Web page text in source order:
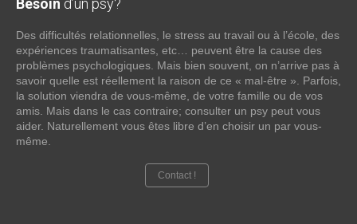
Besoin d’un psy?
Des difficultés relationnelles, le stress au travail ou à l’école, des
expériences traumatisantes, etc… peuvent être la cause des
problèmes psychologiques. Mais bien souvent, on n’arrive pas à
savoir quelle est réellement la raison de ce « mal-être ». Parfois,
la solution viendra de vous-même, de votre famille ou de vos
amis. Mais dans le cas contraire; consulter un psy peut vous
aider. Naturellement vous êtes libre d’en choisir un par vous-
même.
Contact !